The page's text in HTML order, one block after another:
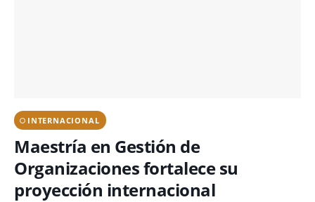
INTERNACIONAL
Maestría en Gestión de
Organizaciones fortalece su
proyección internacional